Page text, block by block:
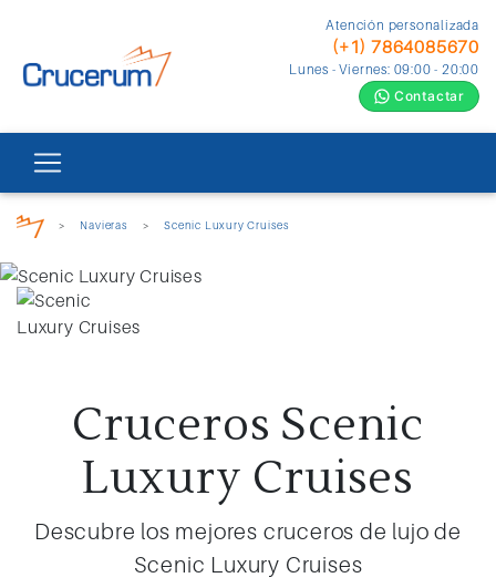
Atención personalizada
(+1) 7864085670
Lunes - Viernes: 09:00 - 20:00
Contactar
> Navieras > Scenic Luxury Cruises
Cruceros Scenic
Luxury Cruises
Descubre los mejores cruceros de lujo de
Scenic Luxury Cruises